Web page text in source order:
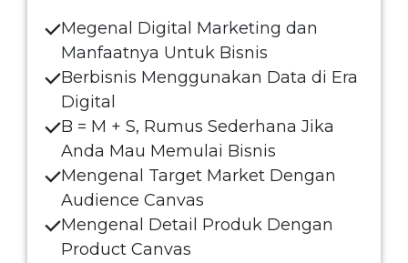
Megenal Digital Marketing dan
Manfaatnya Untuk Bisnis
Berbisnis Menggunakan Data di Era
Digital
B = M + S, Rumus Sederhana Jika
Anda Mau Memulai Bisnis
Mengenal Target Market Dengan
Audience Canvas
Mengenal Detail Produk Dengan
Product Canvas